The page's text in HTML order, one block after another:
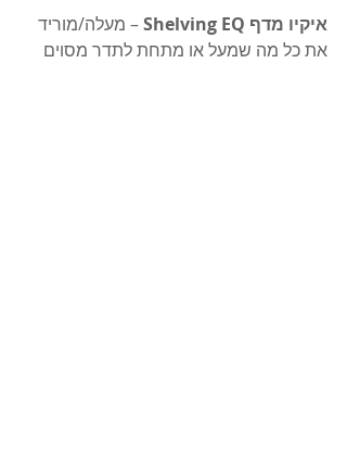
איקיו מדף Shelving EQ
– מעלה/מוריד
את כל מה שמעל או מתחת לתדר מסוים